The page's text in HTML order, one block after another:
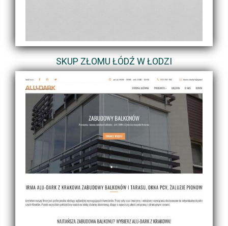
SKUP ZŁOMU ŁÓDŹ W ŁODZI